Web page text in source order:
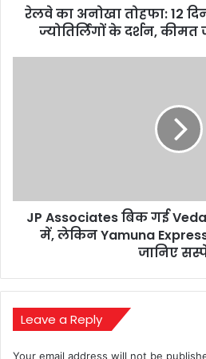
मिलेगी
रेलवे का अनोखा तोहफा: 12
ज्योतिर्लिंगों के दर्शन,
में,
लेकिन
Yamuna
क्या
जानिए
सस्पेंस
JP Associates बिक गई
में, लेकिन Yamuna
जानिए
Leave a Reply
Your email address will not be